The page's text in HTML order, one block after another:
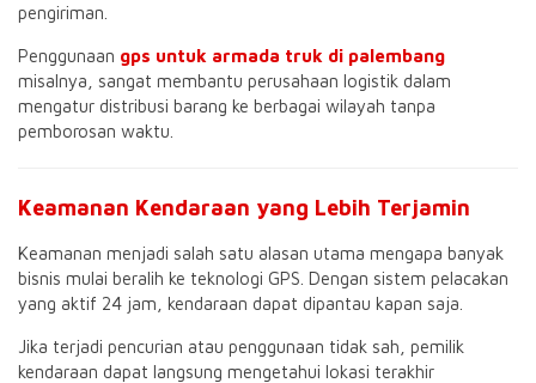
pengiriman.
Penggunaan gps untuk armada truk di palembang
misalnya, sangat membantu perusahaan logistik dalam
mengatur distribusi barang ke berbagai wilayah tanpa
pemborosan waktu.
Keamanan Kendaraan yang Lebih Terjamin
Keamanan menjadi salah satu alasan utama mengapa banyak
bisnis mulai beralih ke teknologi GPS. Dengan sistem pelacakan
yang aktif 24 jam, kendaraan dapat dipantau kapan saja.
Jika terjadi pencurian atau penggunaan tidak sah, pemilik
kendaraan dapat langsung mengetahui lokasi terakhir